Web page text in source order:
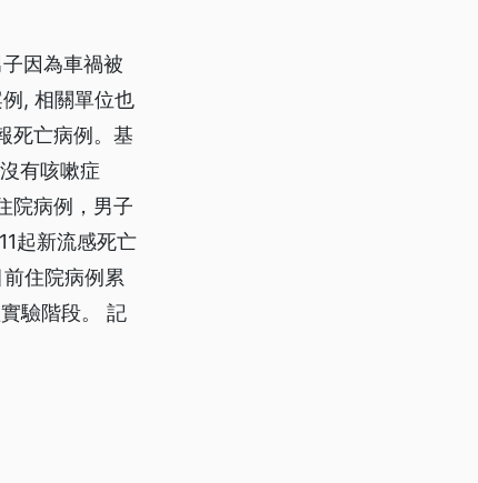
因為車禍被
, 相關單位也
死亡病例。基
有咳嗽症
院病例，男子
起新流感死亡
住院病例累
驗階段。 記